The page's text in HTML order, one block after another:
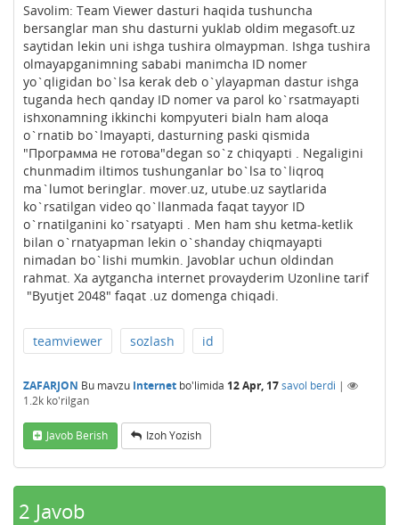
Savolim: Team Viewer dasturi haqida tushuncha
bersanglar man shu dasturni yuklab oldim megasoft.uz
saytidan lekin uni ishga tushira olmaypman. Ishga tushira
olmayapganimning sababi manimcha ID nomer
yo`qligidan bo`lsa kerak deb o`ylayapman dastur ishga
tuganda hech qanday ID nomer va parol ko`rsatmayapti
ishxonamning ikkinchi kompyuteri bialn ham aloqa
o`rnatib bo`lmayapti, dasturning paski qismida
"Программа не готова"degan so`z chiqyapti . Negaligini
chunmadim iltimos tushunganlar bo`lsa to`liqroq
ma`lumot beringlar. mover.uz, utube.uz saytlarida
ko`rsatilgan video qo`llanmada faqat tayyor ID
o`rnatilganini ko`rsatyapti . Men ham shu ketma-ketlik
bilan o`rnatyapman lekin o`shanday chiqmayapti
nimadan bo`lishi mumkin. Javoblar uchun oldindan
rahmat. Xa aytgancha internet provayderim Uzonline tarif
"Byutjet 2048" faqat .uz domenga chiqadi.
teamviewer sozlash id
ZAFARJON Bu mavzu Internet bo'limida 12 Apr, 17savol berdi |
1.2k ko'rilgan
Javob Berish Izoh Yozish
2 Javob